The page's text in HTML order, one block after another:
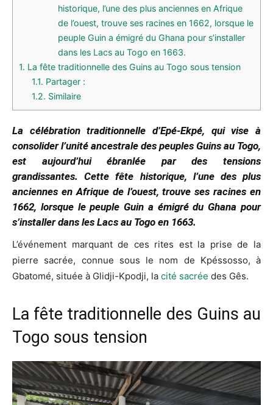
historique, l’une des plus anciennes en Afrique
de l’ouest, trouve ses racines en 1662, lorsque le
peuple Guin a émigré du Ghana pour s’installer
dans les Lacs au Togo en 1663.
1. La fête traditionnelle des Guins au Togo sous tension
1.1. Partager :
1.2. Similaire
La célébration traditionnelle d’Epé-Ekpé, qui vise à
consolider l’unité ancestrale des peuples Guins au Togo,
est aujourd’hui ébranlée par des tensions
grandissantes. Cette fête historique, l’une des plus
anciennes en Afrique de l’ouest, trouve ses racines en
1662, lorsque le peuple Guin a émigré du Ghana pour
s’installer dans les Lacs au Togo en 1663.
L’événement marquant de ces rites est la prise de la
pierre sacrée, connue sous le nom de Kpéssosso, à
Gbatomé, située à Glidji-Kpodji, la cité sacrée des Gês.
La fête traditionnelle des Guins au
Togo sous tension